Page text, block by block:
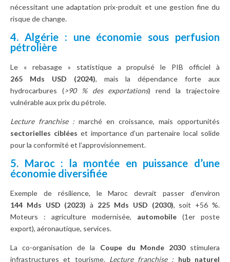
nécessitant une adaptation prix-produit et une gestion fine du
risque de change.
4. Algérie : une économie sous perfusion
pétrolière
Le « rebasage » statistique a propulsé le PIB officiel à
265 Mds USD (2024), mais la dépendance forte aux
hydrocarbures (>90 % des exportations) rend la trajectoire
vulnérable aux prix du pétrole.
Lecture franchise : marché en croissance, mais opportunités
sectorielles ciblées et importance d’un partenaire local solide
pour la conformité et l’approvisionnement.
5. Maroc : la montée en puissance d’une
économie diversifiée
Exemple de résilience, le Maroc devrait passer d’environ
144 Mds USD (2023) à 225 Mds USD (2030), soit +56 %.
Moteurs : agriculture modernisée, automobile (1er poste
export), aéronautique, services.
La co-organisation de la Coupe du Monde 2030stimulera
infrastructures et tourisme. Lecture franchise : hub naturel